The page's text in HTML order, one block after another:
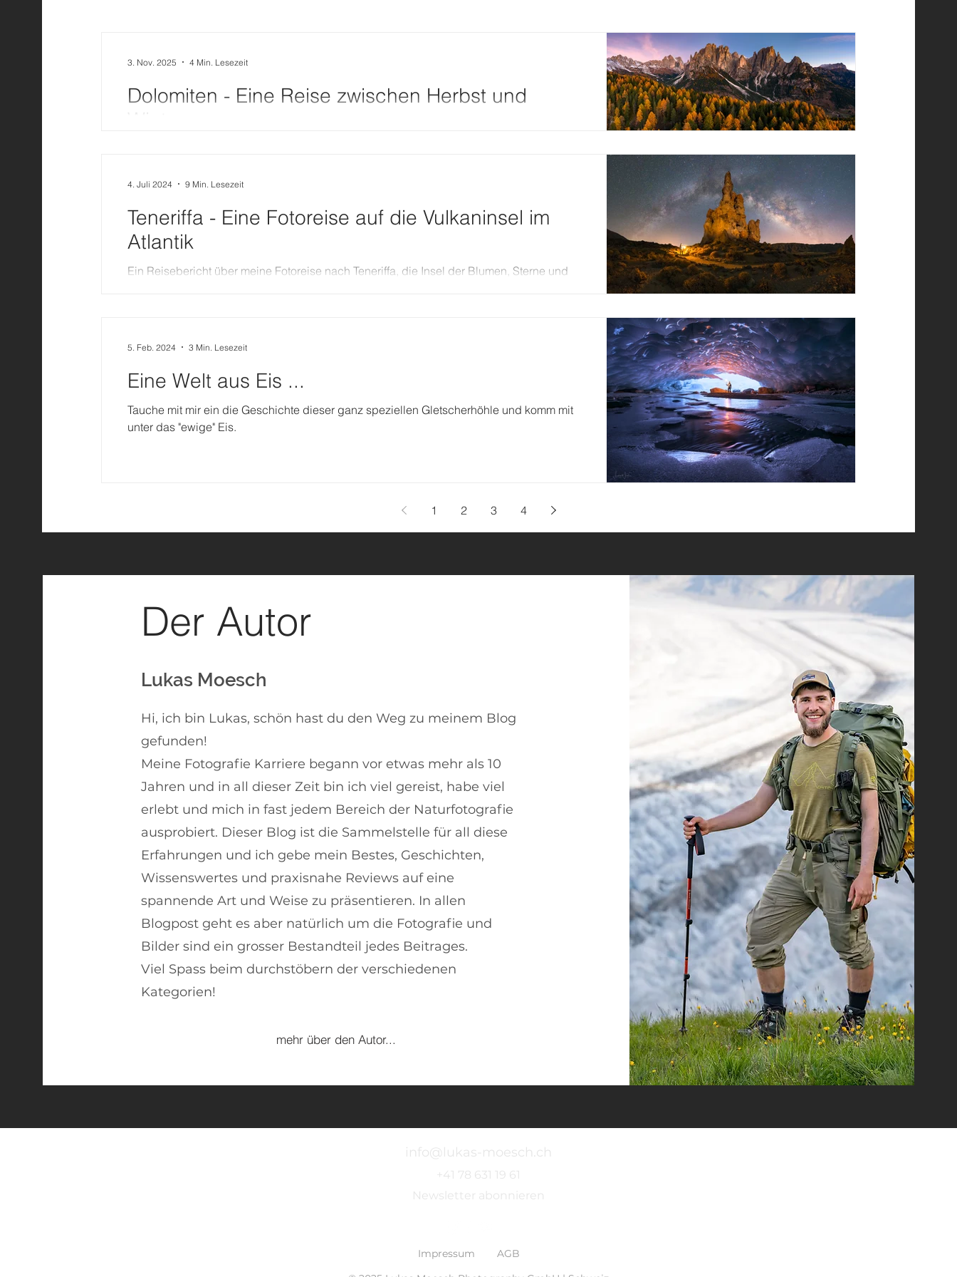
Dolomiten - Eine Reise zwischen Herbst und
Winter
3. Nov. 2025 4 Min. Lesezeit
Teneriffa - Eine Fotoreise auf die Vulkaninsel im
Atlantik
Ein Reisebericht über meine Fotoreise nach Teneriffa, die Insel der Blumen, Sterne und
4. Juli 2024 9 Min. Lesezeit
Eine Welt aus Eis ...
Tauche mit mir ein die Geschichte dieser ganz speziellen Gletscherhöhle und komm mit
unter das "ewige" Eis.
5. Feb. 2024 3 Min. Lesezeit
1 2 3 4
Der Autor
Lukas Moesch
Hi, ich bin Lukas, schön hast du den Weg zu meinem Blog
gefunden!
Meine Fotografie Karriere begann vor etwas mehr als 10
Jahren und in all dieser Zeit bin ich viel gereist, habe viel
erlebt und mich in fast jedem Bereich der Naturfotografie
ausprobiert. Dieser Blog ist die Sammelstelle für all diese
Erfahrungen und ich gebe mein Bestes, Geschichten,
Wissenswertes und praxisnahe Reviews auf eine
spannende Art und Weise zu präsentieren. In allen
Blogpost geht es aber natürlich um die Fotografie und
Bilder sind ein grosser Bestandteil jedes Beitrages.
Viel Spass beim durchstöbern der verschiedenen
Kategorien!
mehr über den Autor...
info@lukas-moesch.ch
+41 78 631 19 61
Newsletter abonnieren
Impressum
AGB